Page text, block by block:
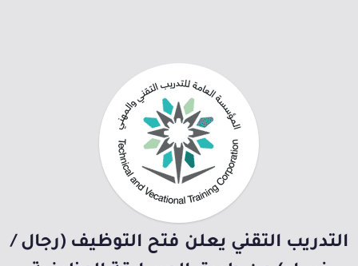
التدريب التقني يعلن فتح التوظيف (رجال /